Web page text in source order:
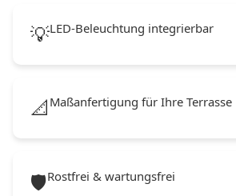
💡LED-Beleuchtung integrierbar
📐 Maßanfertigung für Ihre Terrasse
🛡️Rostfrei & wartungsfrei